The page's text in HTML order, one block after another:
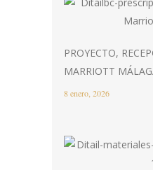
PROYECTO,
MARRIOTT
8 enero, 2026